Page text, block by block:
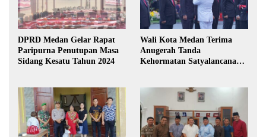
DPRD Medan Gelar Rapat
Paripurna Penutupan Masa
Sidang Kesatu Tahun 2024
Wali Kota Medan Terima
Anugerah Tanda
Kehormatan Satyalancana